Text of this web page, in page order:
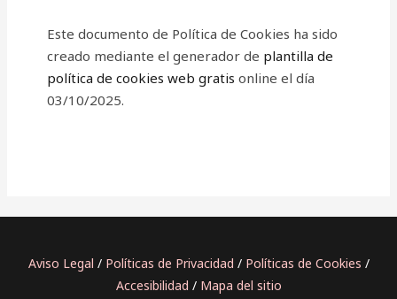
Este documento de Política de Cookies ha sido
creado mediante el generador de plantilla de
política de cookies web gratis online el día
03/10/2025.
Aviso Legal / Políticas de Privacidad / Políticas de Cookies /
Accesibilidad / Mapa del sitio